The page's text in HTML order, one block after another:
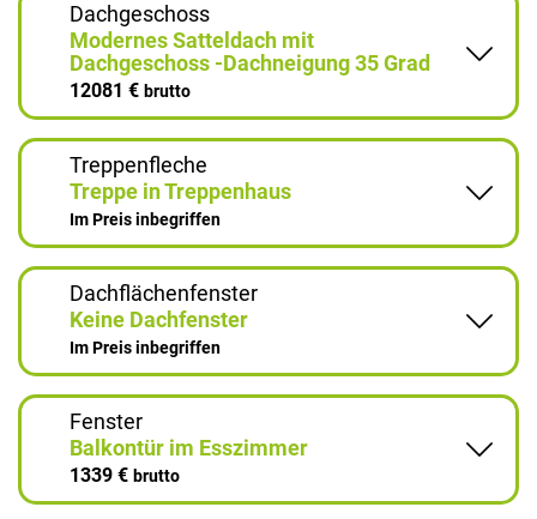
Dachgeschoss
Modernes Satteldach mit
Dachgeschoss -Dachneigung 35 Grad
12081 € brutto
Treppenfleche
Treppe in Treppenhaus
Im Preis inbegriffen
Dachflächenfenster
Keine Dachfenster
Im Preis inbegriffen
Fenster
Balkontür im Esszimmer
1339 € brutto